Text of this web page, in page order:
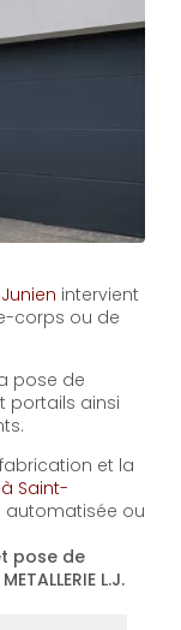
intervient
corps ou de
pose de
portails ainsi
et la
Saint-
automatisée ou
pose de
L.J.